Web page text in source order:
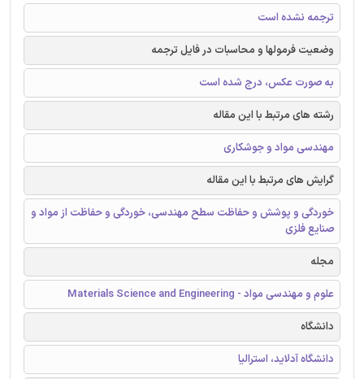
ترجمه نشده است
وضعیت فرمولها و محاسبات در فایل ترجمه
به صورت عکس، درج شده است
رشته های مرتبط با این مقاله
مهندسی مواد و جوشکاری
گرایش های مرتبط با این مقاله
خوردگی و پوشش و حفاظت سطح مهندسی، خوردگی و حفاظت از مواد و
صنایع فلزی
مجله
علوم و مهندسی مواد - Materials Science and Engineering
دانشگاه
دانشگاه آدلاید، استرالیا